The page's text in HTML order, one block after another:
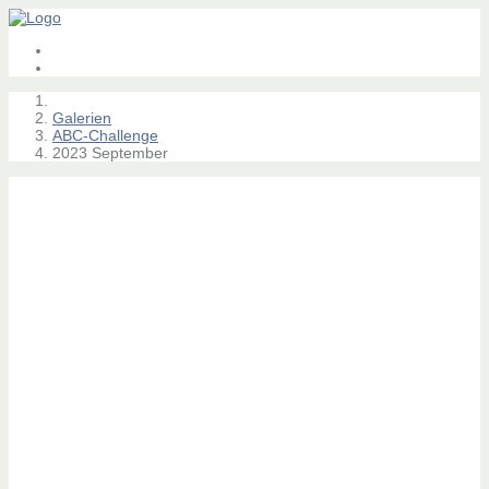
Galerien
ABC-Challenge
2023 September